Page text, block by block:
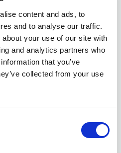
content and ads, to
and to analyse our traffic.
your use of our site with
and analytics partners who
that you’ve
collected from your use